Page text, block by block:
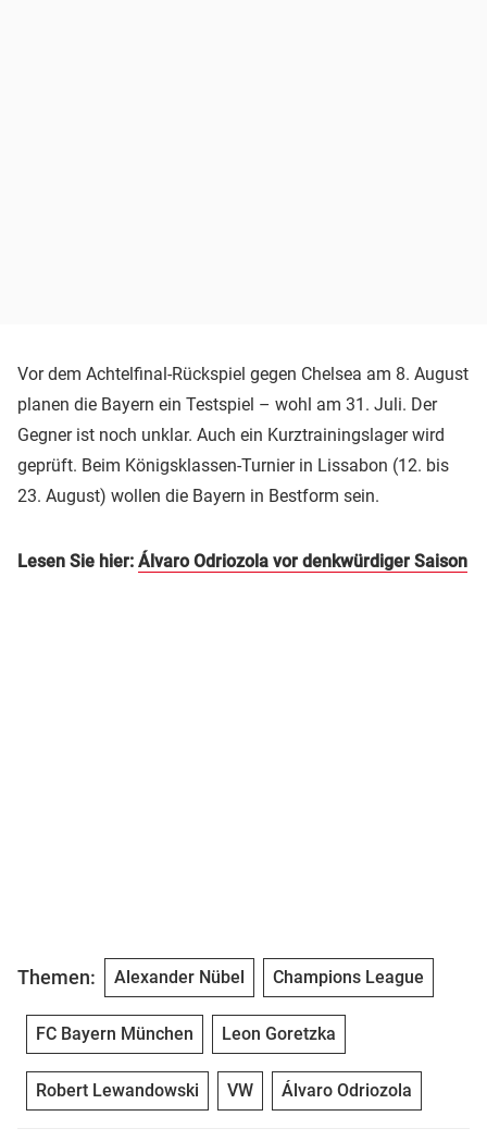
Vor dem Achtelfinal-Rückspiel gegen Chelsea am 8. August
planen die Bayern ein Testspiel – wohl am 31. Juli. Der
Gegner ist noch unklar. Auch ein Kurztrainingslager wird
geprüft. Beim Königsklassen-Turnier in Lissabon (12. bis
23. August) wollen die Bayern in Bestform sein.
Lesen Sie hier: Álvaro Odriozola vor denkwürdiger Saison
Themen: Alexander Nübel Champions League
FC Bayern München Leon Goretzka
Robert Lewandowski VW Álvaro Odriozola